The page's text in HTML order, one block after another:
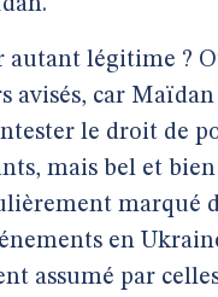
autant légitime ?
avisés, car
le droit de
mais bel et
marqué
en
assumé par